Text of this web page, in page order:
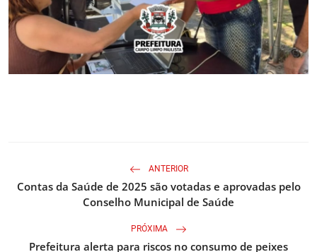
ANTERIOR
Contas da Saúde de 2025 são votadas e aprovadas pelo
Conselho Municipal de Saúde
PRÓXIMA
Prefeitura alerta para riscos no consumo de peixes